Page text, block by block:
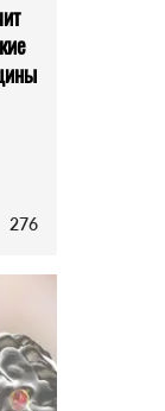
276